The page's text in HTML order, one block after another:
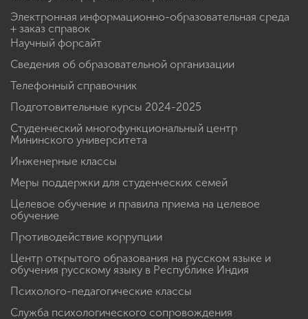
Электронная информационно-образовательная среда
+ заказ справок
Научный форсайт
Сведения об образовательной организации
Телефонный справочник
Подготовительные курсы 2024-2025
Студенческий многофункциональный центр
Мининского университета
Инженерные классы
Меры поддержки для студенческих семей
Целевое обучение и правила приема на целевое
обучение
Противодействие коррупции
Центр открытого образования на русском языке и
обучения русскому языку в Республике Индия
Психолого-педагогические классы
Служба психологического сопровождения